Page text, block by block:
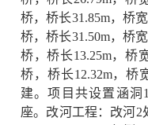
桥，桥长31.85m，桥
桥，桥长31.50m，桥
桥，桥长13.25m，桥
桥，桥长12.32m，桥
建。项目共设置涵洞
座。改河工程：改河2